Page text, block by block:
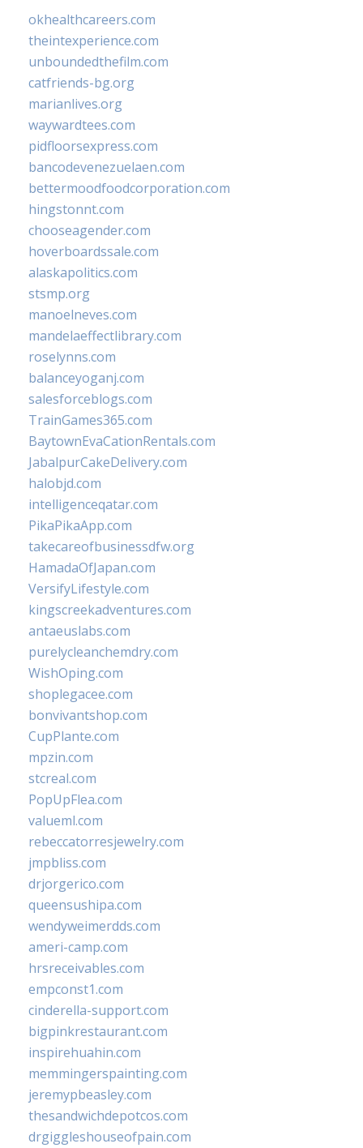
okhealthcareers.com
theintexperience.com
unboundedthefilm.com
catfriends-bg.org
marianlives.org
waywardtees.com
pidfloorsexpress.com
bancodevenezuelaen.com
bettermoodfoodcorporation.com
hingstonnt.com
chooseagender.com
hoverboardssale.com
alaskapolitics.com
stsmp.org
manoelneves.com
mandelaeffectlibrary.com
roselynns.com
balanceyoganj.com
salesforceblogs.com
TrainGames365.com
BaytownEvaCationRentals.com
JabalpurCakeDelivery.com
halobjd.com
intelligenceqatar.com
PikaPikaApp.com
takecareofbusinessdfw.org
HamadaOfJapan.com
VersifyLifestyle.com
kingscreekadventures.com
antaeuslabs.com
purelycleanchemdry.com
WishOping.com
shoplegacee.com
bonvivantshop.com
CupPlante.com
mpzin.com
stcreal.com
PopUpFlea.com
valueml.com
rebeccatorresjewelry.com
jmpbliss.com
drjorgerico.com
queensushipa.com
wendyweimerdds.com
ameri-camp.com
hrsreceivables.com
empconst1.com
cinderella-support.com
bigpinkrestaurant.com
inspirehuahin.com
memmingerspainting.com
jeremypbeasley.com
thesandwichdepotcos.com
drgiggleshouseofpain.com